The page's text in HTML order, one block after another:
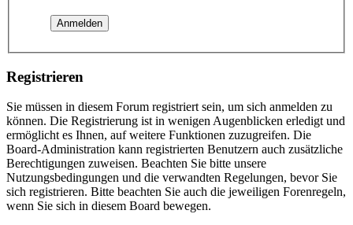
Registrieren
Sie müssen in diesem Forum registriert sein, um sich anmelden zu
können. Die Registrierung ist in wenigen Augenblicken erledigt und
ermöglicht es Ihnen, auf weitere Funktionen zuzugreifen. Die
Board-Administration kann registrierten Benutzern auch zusätzliche
Berechtigungen zuweisen. Beachten Sie bitte unsere
Nutzungsbedingungen und die verwandten Regelungen, bevor Sie
sich registrieren. Bitte beachten Sie auch die jeweiligen Forenregeln,
wenn Sie sich in diesem Board bewegen.